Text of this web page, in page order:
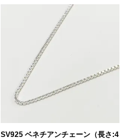
SV925 ベネチアンチェーン（長さ:4